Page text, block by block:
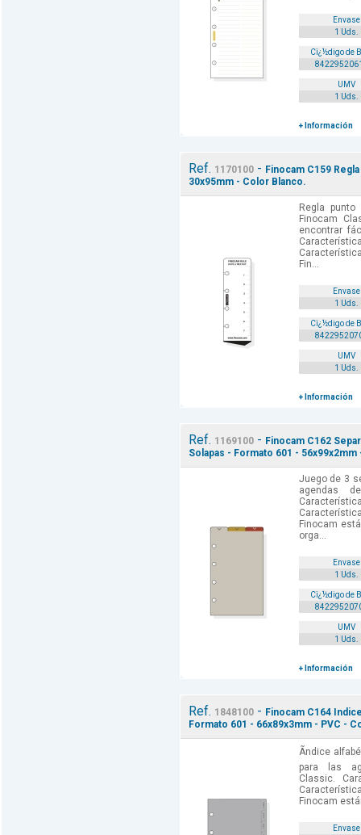
Envase
1 Uds.
Cï¿½digo de
UMV
1 Uds.
+ Información
Ref. 1170100- Finocam C159
30x95mm - Color Blanco.
Regla
Finocam
encontrar
Fin...
Envase
1 Uds.
Cï¿½digo de
UMV
1 Uds.
+ Información
Ref. 1169100- Finocam C162
Solapas - Formato 601 -
Juego de 3
agendas
Finocam
orga...
Envase
1 Uds.
Cï¿½digo de
UMV
1 Uds.
+ Información
Ref. 1848100- Finocam C164
Formato 601 - 66x89x3mm - PVC -
Ãndice
para las
Classic.
Finocam
Envase